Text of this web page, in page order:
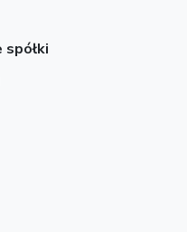
spółki